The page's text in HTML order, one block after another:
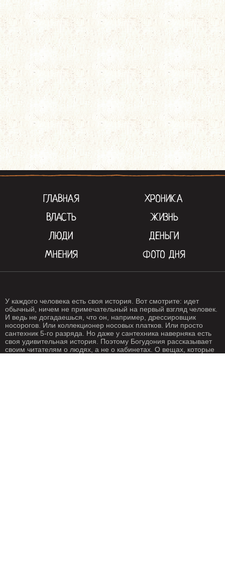
ГЛАВНАЯ
ХРОНИКА
ВЛАСТЬ
ЖИЗНЬ
ЛЮДИ
ДЕНЬГИ
МНЕНИЯ
ФОТО ДНЯ
У каждого человека есть своя история. Вот смотрите: идет
обычный, ничем не примечательный на первый взгляд человек.
И ведь не догадаешься, что он, например, дрессировщик
носорогов. Или коллекционер носовых платков. Или просто
сантехник 5-го разряда. Но даже у сантехника наверняка есть
своя удивительная история. Поэтому Богудония рассказывает
своим читателям о людях, а не о кабинетах. О вещах, которые